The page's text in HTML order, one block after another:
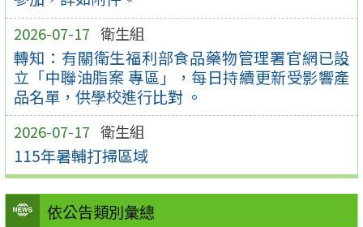
2026-07-17 衛生組
轉知：有關衛生福利部食品藥物管理署官網已設
立「中聯油脂案 專區」，每日持續更新受影響產
品名單，供學校進行比對 。
2026-07-17 衛生組
115年暑輔打掃區域
依公告類別彙總